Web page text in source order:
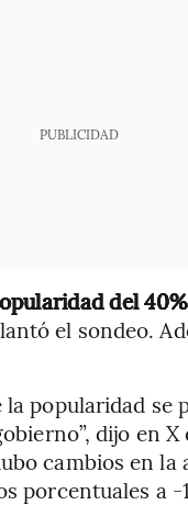
PUBLICIDAD
del
el sondeo.
popularidad
dijo en X
cambios en la
porcentuales a -